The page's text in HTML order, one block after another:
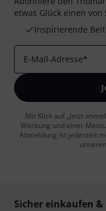
etwas Glück einen von
Inspirierende
E-Mail-Adresse*
Mit Klick auf „Jetzt
Werbung und einer
Abmeldung ist jederzeit
unseren
Sicher einkaufen &